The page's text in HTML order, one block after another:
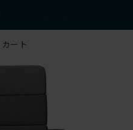
カート